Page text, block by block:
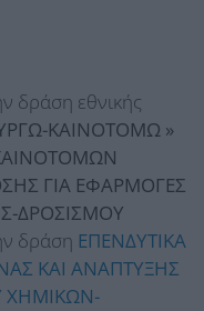
δράση εθνικής
ΚΑΙΝΟΤΟΜΩ »
ΓΙΑ ΕΦΑΡΜΟΓΕΣ
ΔΡΟΣΙΣΜΟΥ
δράση ΕΠΕΝΔΥΤΙΚΑ
ΚΑΙ ΑΝΑΠΤΥΞΗΣ
ΧΗΜΙΚΩΝ-